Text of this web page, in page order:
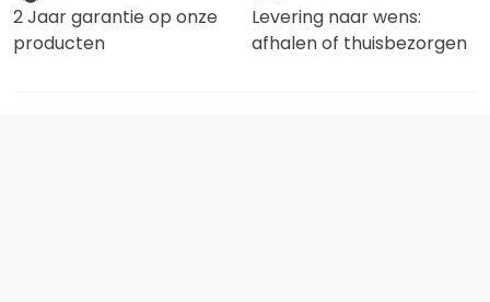
2 Jaar garantie op onze
producten
Levering naar wens:
afhalen of thuisbezorgen